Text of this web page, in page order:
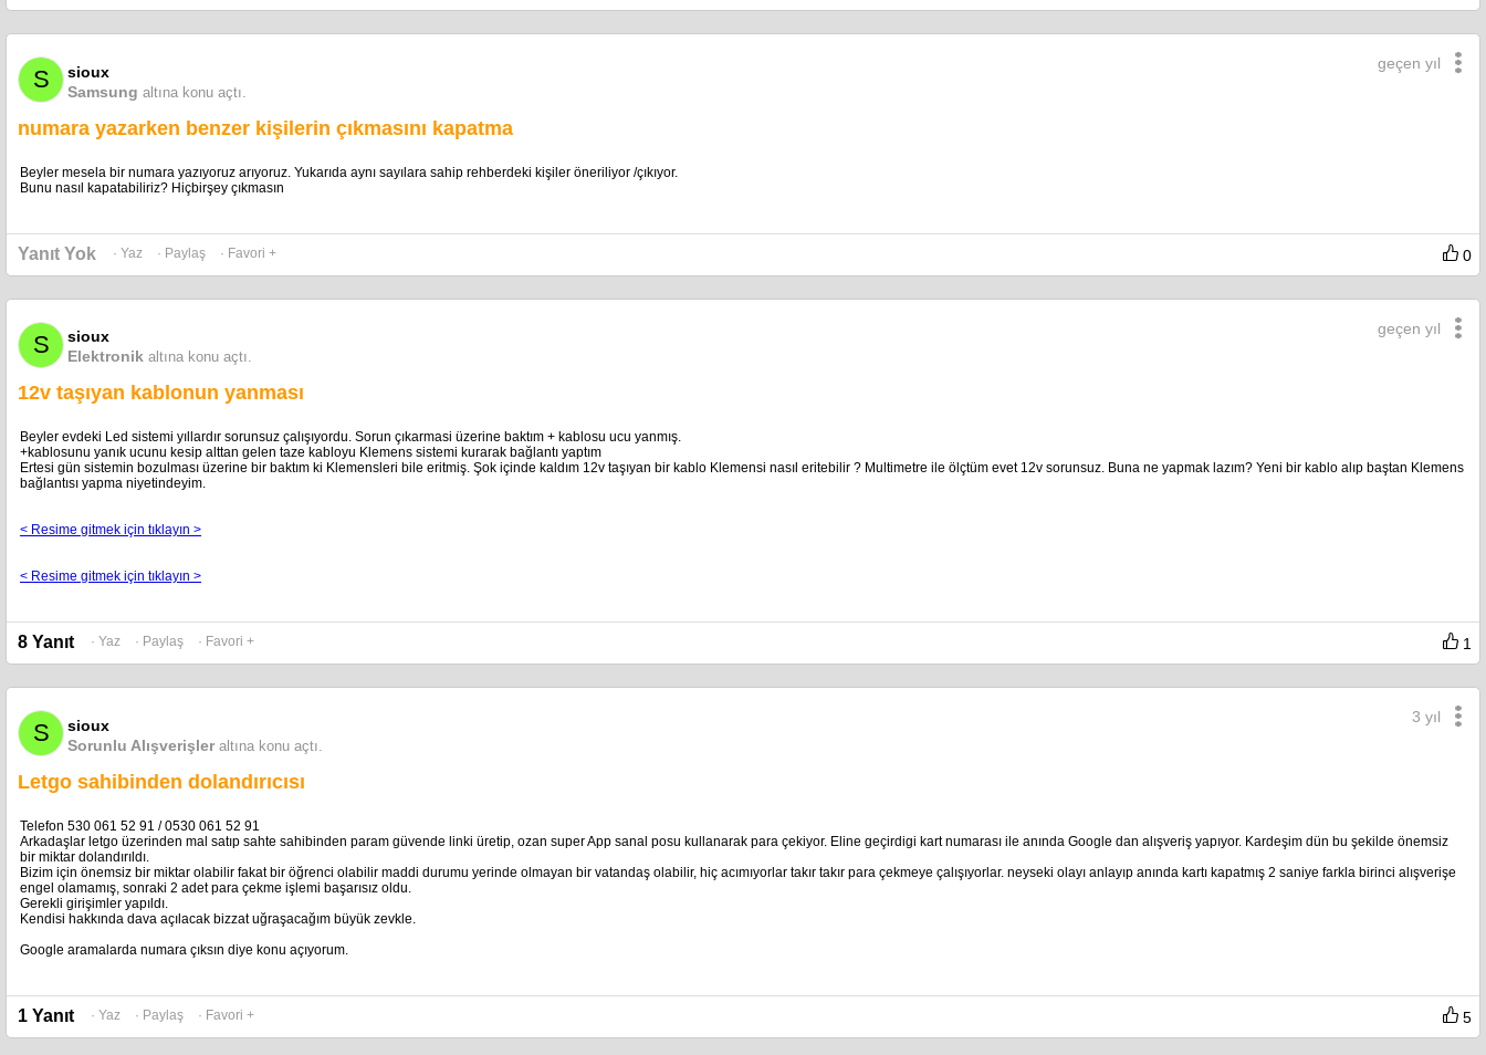
S
sioux
Samsung altına konu açtı.
geçen yıl
numara yazarken benzer kişilerin çıkmasını kapatma
Beyler mesela bir numara yazıyoruz arıyoruz. Yukarıda aynı sayılara sahip rehberdeki kişiler öneriliyor /çıkıyor.
Bunu nasıl kapatabiliriz? Hiçbirşey çıkmasın
Yanıt Yok · Yaz · Paylaş · Favori + 0
S
sioux
Elektronik altına konu açtı.
geçen yıl
12v taşıyan kablonun yanması
Beyler evdeki Led sistemi yıllardır sorunsuz çalışıyordu. Sorun çıkarmasi üzerine baktım + kablosu ucu yanmış.
+kablosunu yanık ucunu kesip alttan gelen taze kabloyu Klemens sistemi kurarak bağlantı yaptım
Ertesi gün sistemin bozulması üzerine bir baktım ki Klemensleri bile eritmiş. Şok içinde kaldım 12v taşıyan bir kablo Klemensi nasıl eritebilir ? Multimetre ile ölçtüm evet 12v sorunsuz. Buna ne yapmak lazım? Yeni bir kablo alıp baştan Klemens
bağlantısı yapma niyetindeyim.
< Resime gitmek için tıklayın >
< Resime gitmek için tıklayın >
8 Yanıt · Yaz · Paylaş · Favori + 1
S
sioux
Sorunlu Alışverişler altına konu açtı.
3 yıl
Letgo sahibinden dolandırıcısı
Telefon 530 061 52 91 / 0530 061 52 91
Arkadaşlar letgo üzerinden mal satıp sahte sahibinden param güvende linki üretip, ozan super App sanal posu kullanarak para çekiyor. Eline geçirdigi kart numarası ile anında Google dan alışveriş yapıyor. Kardeşim dün bu şekilde önemsiz
bir miktar dolandırıldı.
Bizim için önemsiz bir miktar olabilir fakat bir öğrenci olabilir maddi durumu yerinde olmayan bir vatandaş olabilir, hiç acımıyorlar takır takır para çekmeye çalışıyorlar. neyseki olayı anlayıp anında kartı kapatmış 2 saniye farkla birinci alışverişe
engel olamamış, sonraki 2 adet para çekme işlemi başarısız oldu.
Gerekli girişimler yapıldı.
Kendisi hakkında dava açılacak bizzat uğraşacağım büyük zevkle.
Google aramalarda numara çıksın diye konu açıyorum.
1 Yanıt · Yaz · Paylaş · Favori + 5